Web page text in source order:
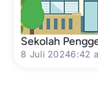
Sekolah
8 Juli 20246:42